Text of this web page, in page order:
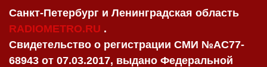
Санкт-Петербург и Ленинградская область
RADIOMETRO.RU .
Свидетельство о регистрации СМИ №AC77-
68943 от 07.03.2017, выдано Федеральной